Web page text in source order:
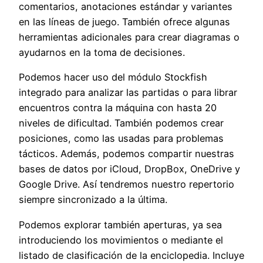
comentarios, anotaciones estándar y variantes
en las líneas de juego. También ofrece algunas
herramientas adicionales para crear diagramas o
ayudarnos en la toma de decisiones.
Podemos hacer uso del módulo Stockfish
integrado para analizar las partidas o para librar
encuentros contra la máquina con hasta 20
niveles de dificultad. También podemos crear
posiciones, como las usadas para problemas
tácticos. Además, podemos compartir nuestras
bases de datos por iCloud, DropBox, OneDrive y
Google Drive. Así tendremos nuestro repertorio
siempre sincronizado a la última.
Podemos explorar también aperturas, ya sea
introduciendo los movimientos o mediante el
listado de clasificación de la enciclopedia. Incluye